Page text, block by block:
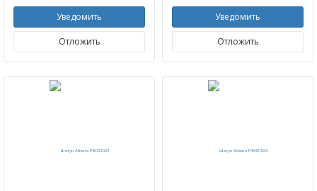
Уведомить
Отложить
Уведомить
Отложить